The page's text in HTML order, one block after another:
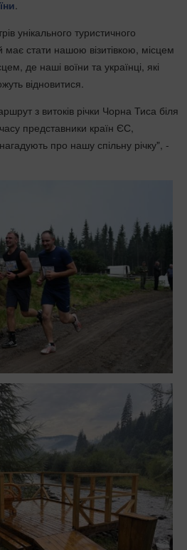
.
унікального туристичного
стати нашою візитівкою, місцем
де наші воїни та українці, які
відновитися.
з витоків річки Чорна Тиса біля
представники країн ЄС,
про нашу спільну річку", -